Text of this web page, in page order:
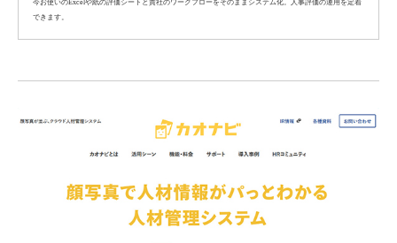
今お使いのExcelや紙の評価シートと貴社のワークフローをそのままシステム化。人事評価の運用を定着
できます。